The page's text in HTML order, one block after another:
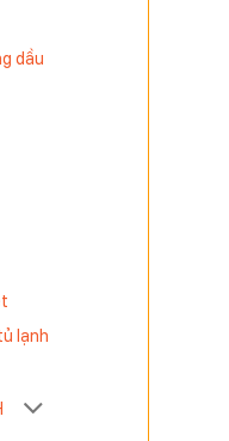
dầu
lạnh